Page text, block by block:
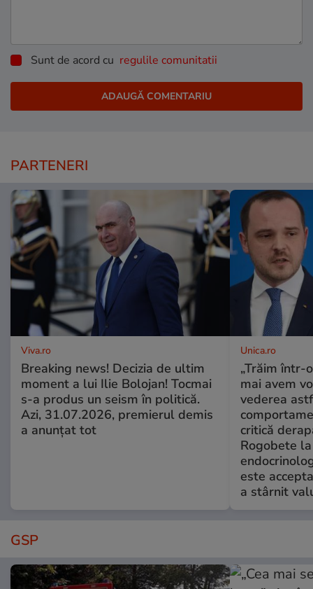
Sunt de acord cu regulile comunitatii
PARTENERI
Viva.ro
Breaking news! Decizia de ultim
moment a lui Ilie Bolojan! Tocmai
s-a produs un seism în politică.
Azi, 31.07.2026, premierul demis
a anunțat tot
Unica.ro
„Trăim într-
mai avem
vederea
critică
Rogobete
este
a stârnit
GSP